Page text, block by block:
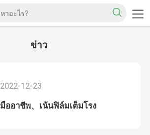
ข่าว
2022-12-23
มืออาชีพ、เน้นฟิล์มเต็มโรง